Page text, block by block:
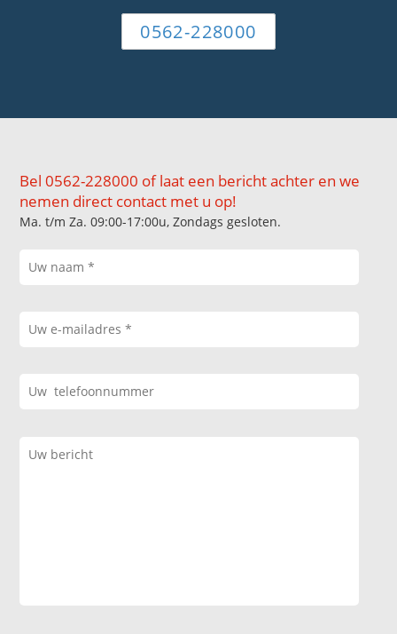
0562-228000
Bel 0562-228000 of laat een bericht achter en we
nemen direct contact met u op!
Ma. t/m Za. 09:00-17:00u, Zondags gesloten.